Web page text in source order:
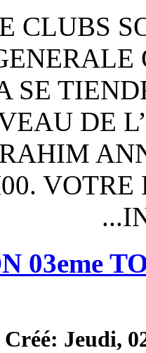
AU
SIDI
DE